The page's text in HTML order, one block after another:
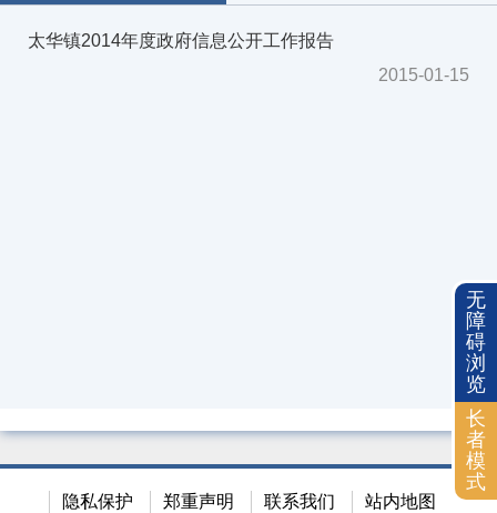
2018年
太华镇2014年度政府信息公开工作报告
2015-01-15
隐私保护 郑重声明 联系我们 站内地图
无
障
碍
浏
览
长
者
模
式